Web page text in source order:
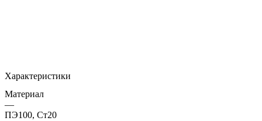
Характеристики
Материал
—
ПЭ100, Ст20